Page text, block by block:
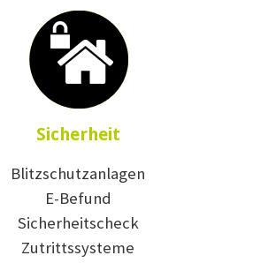
Sicherheit
Blitzschutzanlagen
E-Befund
Sicherheitscheck
Zutrittssysteme